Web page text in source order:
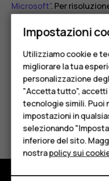
Cellulari
Telefoni
Accessori
HMD Terra
Per le
Tablet
Negozio
Microsoft”. Per
Lumia.
Ti è stato d'aiuto?
Sì No
Impostazioni
Utilizziamo cookie e
migliorare la tua
personalizzazione
"Accetta tutto", accetti
tecnologie simili. Puoi
impostazioni in
selezionando
inferiore del sito.
nostrapolicy sui